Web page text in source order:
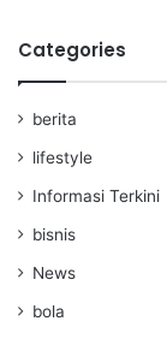
Categories
berita
lifestyle
Informasi Terkini
bisnis
News
bola